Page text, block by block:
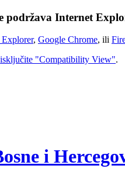
podržava Internet
, Google Chrome, ili
isključite "Compatibility View".
i